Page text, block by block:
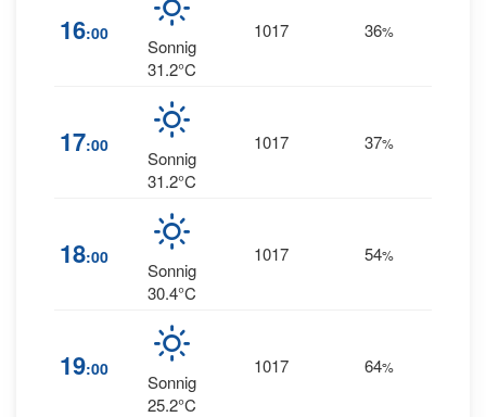
16:00
Sonnig
31.2°C
1017 36%
17:00
Sonnig
31.2°C
1017 37%
18:00
Sonnig
30.4°C
1017 54%
19:00
Sonnig
25.2°C
1017 64%